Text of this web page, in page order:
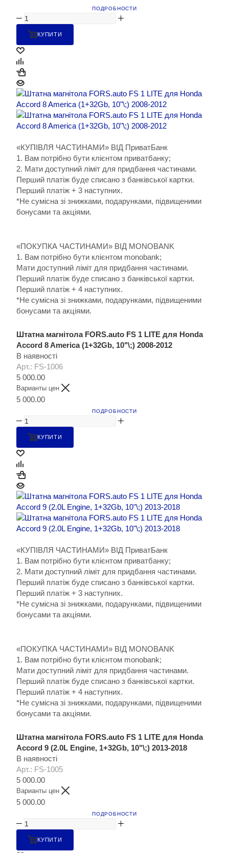
ПОДРОБНОСТИ
КУПИТИ
«КУПІВЛЯ ЧАСТИНАМИ» ВІД ПриватБанк
1. Вам потрібно бути клієнтом приватбанку;
2. Мати доступний ліміт для придбання частинами.
Перший платіж буде списано з банківської картки.
Перший платіж + 3 наступних.
*Не сумісна зі знижками, подарунками, підвищеними
бонусами та акціями.
«ПОКУПКА ЧАСТИНАМИ» ВІД MONOBANK
1. Вам потрібно бути клієнтом monobank;
Мати доступний ліміт для придбання частинами.
Перший платіж буде списано з банківської картки.
Перший платіж + 4 наступних.
*Не сумісна зі знижками, подарунками, підвищеними
бонусами та акціями.
Штатна магнітола FORS.auto FS 1 LITE для Honda
Accord 8 America (1+32Gb, 10"\;) 2008-2012
В наявності
Арт.: FS-1006
5 000.00
Варианты цен
5 000.00
ПОДРОБНОСТИ
КУПИТИ
«КУПІВЛЯ ЧАСТИНАМИ» ВІД ПриватБанк
1. Вам потрібно бути клієнтом приватбанку;
2. Мати доступний ліміт для придбання частинами.
Перший платіж буде списано з банківської картки.
Перший платіж + 3 наступних.
*Не сумісна зі знижками, подарунками, підвищеними
бонусами та акціями.
«ПОКУПКА ЧАСТИНАМИ» ВІД MONOBANK
1. Вам потрібно бути клієнтом monobank;
Мати доступний ліміт для придбання частинами.
Перший платіж буде списано з банківської картки.
Перший платіж + 4 наступних.
*Не сумісна зі знижками, подарунками, підвищеними
бонусами та акціями.
Штатна магнітола FORS.auto FS 1 LITE для Honda
Accord 9 (2.0L Engine, 1+32Gb, 10"\;) 2013-2018
В наявності
Арт.: FS-1005
5 000.00
Варианты цен
5 000.00
ПОДРОБНОСТИ
КУПИТИ